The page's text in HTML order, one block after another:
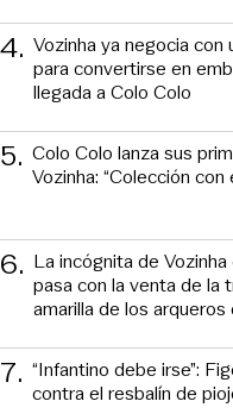
4. Vozinha ya negocia con
para convertirse en
llegada a Colo Colo
5. Colo Colo lanza sus
Vozinha: “Colección con
6. La incógnita de
pasa con la venta de la
amarilla de los
7. “Infantino debe irse”:
contra el resbalín de